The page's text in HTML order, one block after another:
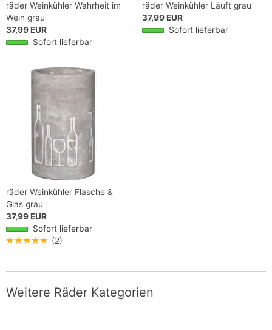
räder Weinkühler Wahrheit im
Wein grau
37,99 EUR
Sofort lieferbar
räder Weinkühler Läuft grau
37,99 EUR
Sofort lieferbar
räder Weinkühler Flasche &
Glas grau
37,99 EUR
Sofort lieferbar
★★★★★ (2)
Weitere Räder Kategorien